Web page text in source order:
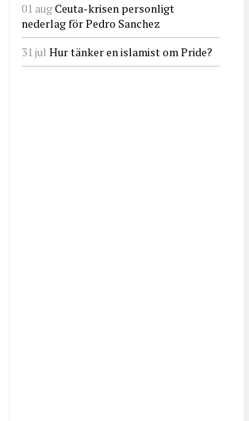
01 augCeuta-krisen personligt
nederlag för Pedro Sanchez
31 jul Hur tänker en islamist om Pride?